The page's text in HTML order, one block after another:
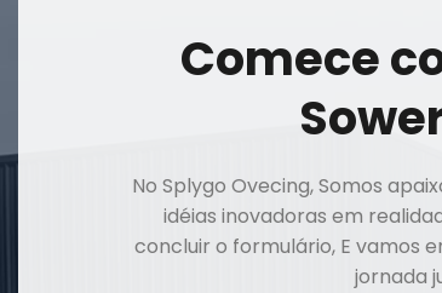
Comece
No Splygo Ovecing, Somos
idéias inovadoras em
concluir o formulário, E vamos
jornada